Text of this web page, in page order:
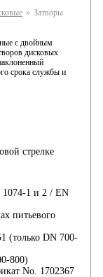
» Затворы
с двойным
дисковых
срока службы и
стрелке
1074-1 и 2 / EN
питьевого
(только DN 700-
800)
No. 1702367